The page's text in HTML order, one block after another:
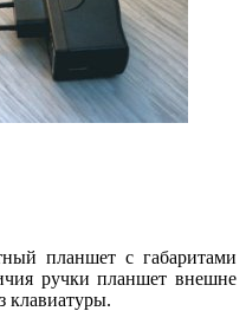
планшет с габаритами
ручки планшет внешне
клавиатуры.